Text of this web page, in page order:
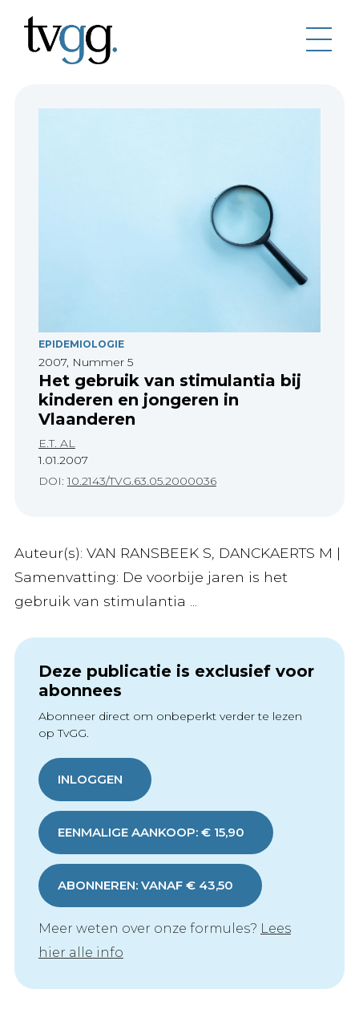
EPIDEMIOLOGIE
2007, Nummer 5
Het gebruik van stimulantia bij
kinderen en jongeren in
Vlaanderen
E.T. AL
1.01.2007
DOI:10.2143/TVG.63.05.2000036
Auteur(s): VAN RANSBEEK S, DANCKAERTS M |
Samenvatting: De voorbije jaren is het
gebruik van stimulantia ...
Deze publicatie is exclusief voor
abonnees
Abonneer direct om onbeperkt verder te lezen
op TvGG.
INLOGGEN
EENMALIGE AANKOOP: € 15,90
ABONNEREN: VANAF € 43,50
Meer weten over onze formules? Lees
hier alle info